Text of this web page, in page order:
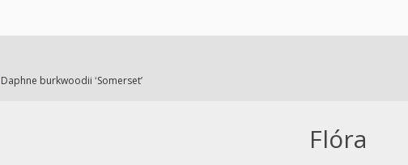
Daphne burkwoodii ʻSomersetʼ
Flóra